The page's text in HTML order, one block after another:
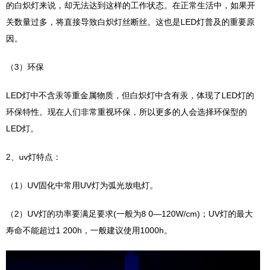
的白炽灯来说，却无法达到这样的工作状态。在正常生活中，如果开
关数量过多，将直接导致白炽灯丝断丝。这也是LED灯普及的重要原
因。
（3）环保
LED灯中不含汞等重金属物质，但白炽灯中含有汞，体现了LED灯的
环保特性。现在人们非常重视环保，所以更多的人会选择环保型的
LED灯。
2、uv灯特点：
（1）UV固化中常用UV灯为弧光放电灯。
（2）UV灯的功率要满足要求(一般为8 0—120W/cm)；UV灯的最大
寿命不能超过1 200h，一般建议使用1000h。